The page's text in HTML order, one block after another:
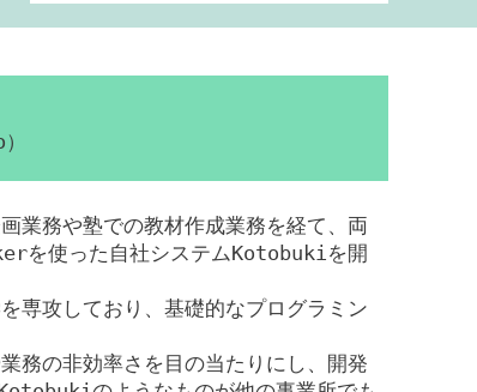
業務や塾での教材作成業務を経て、両
を使った自社システムKotobukiを開
専攻しており、基礎的なプログラミン
務の非効率さを目の当たりにし、開発